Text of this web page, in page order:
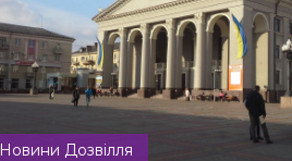
Новини Дозвілля